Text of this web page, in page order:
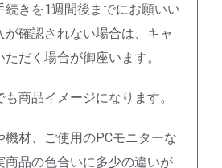
きを1週間後までにお願いい
が確認されない場合は、キャ
だく場合が御座います。
商品イメージになります。
材、ご使用のPCモニターな
商品の色合いに多少の違いが